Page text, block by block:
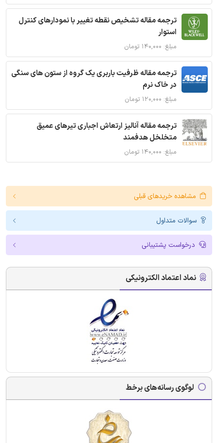
ترجمه مقاله تشخیص نقطه تغییر با نمودارهای کنترل
استوار
مبلغ: ۱۴۰,۰۰۰ تومان
ترجمه مقاله ظرفیت باربری یک گروه از ستون های سنگی
در خاک نرم
مبلغ: ۱۲۰,۰۰۰ تومان
ترجمه مقاله آنالیز ارتعاش اجباری تیرهای عمیق
متخلخل هدفمند
مبلغ: ۱۴۰,۰۰۰ تومان
مشاهده خریدهای قبلی
سوالات متداول
درخواست پشتیبانی
نماد اعتماد الکترونیکی
لوگوی رسانه‌های برخط